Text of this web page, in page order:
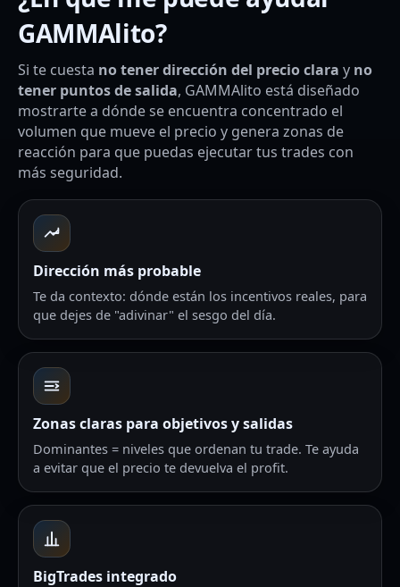
GAMMAlito?
Si te cuesta no tener dirección del precio clara y no
tener puntos de salida, GAMMAlito está diseñado
mostrarte a dónde se encuentra concentrado el
volumen que mueve el precio y genera zonas de
reacción para que puedas ejecutar tus trades con
más seguridad.
Dirección más probable
Te da contexto: dónde están los incentivos reales, para
que dejes de "adivinar" el sesgo del día.
Zonas claras para objetivos y salidas
Dominantes = niveles que ordenan tu trade. Te ayuda
a evitar que el precio te devuelva el profit.
BigTrades integrado